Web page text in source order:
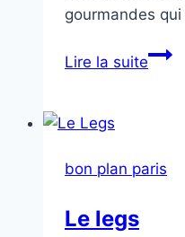
gourmandes
Lire la suiteQue
Août
bon plan paris
Le legs